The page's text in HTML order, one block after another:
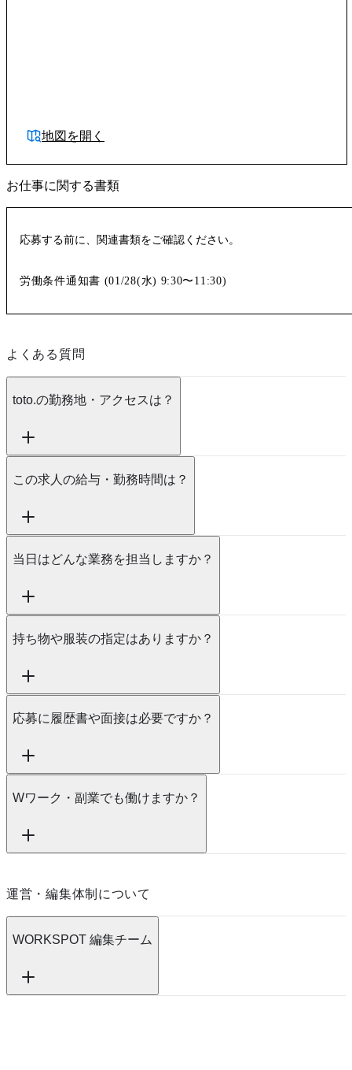
地図を開く
お仕事に関する書類
応募する前に、関連書類をご確認ください。
労働条件通知書 (01/28(水) 9:30〜11:30)
よくある質問
toto.の勤務地・アクセスは？
この求人の給与・勤務時間は？
当日はどんな業務を担当しますか？
持ち物や服装の指定はありますか？
応募に履歴書や面接は必要ですか？
Wワーク・副業でも働けますか？
運営・編集体制について
WORKSPOT 編集チーム